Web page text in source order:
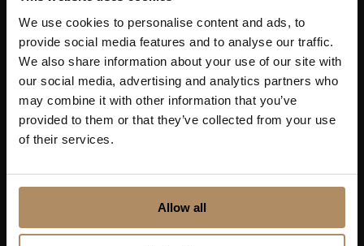
We use cookies to personalise content and ads, to
provide social media features and to analyse our traffic.
We also share information about your use of our site with
our social media, advertising and analytics partners who
may combine it with other information that you’ve
provided to them or that they’ve collected from your use
of their services.
Allow all
Ved påmelding godkjenner du at De Historiske lagrer
kontaktinformasjonen du gir oss, og at vi sender deg
nyhetsbrev om våre produkter og tjenester. Du kan
oppheve abonnementet når som helst. Hvis du vil ha mer
forplikter oss til å beskytte ditt personvern, kan du se våre
retningslinjerher.